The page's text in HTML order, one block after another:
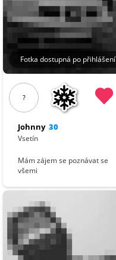
Fotka dostupná po přihlášení
?
Johnny 30
Vsetín
Mám zájem se poznávat se
všemi